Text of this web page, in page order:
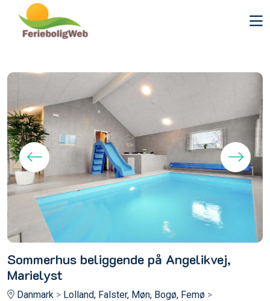
Sommerhus beliggende på Angelikvej,
Marielyst
Danmark > Lolland, Falster, Møn, Bogø, Femø >